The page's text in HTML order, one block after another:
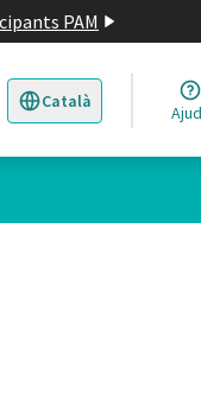
PAM
Català
Triar la llengua Elegir el